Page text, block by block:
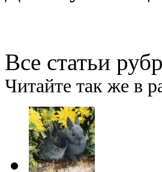
Все статьи
Читайте так же в